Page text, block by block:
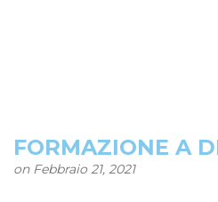
FORMAZIONE A
on Febbraio 21, 2021